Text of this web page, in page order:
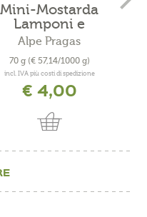
Mini-Mostarda
Lamponi e
Aceto...
Alpe Pragas
70 g (€ 57,14/1000 g)
incl. IVA più costi di spedizione
€ 4,00